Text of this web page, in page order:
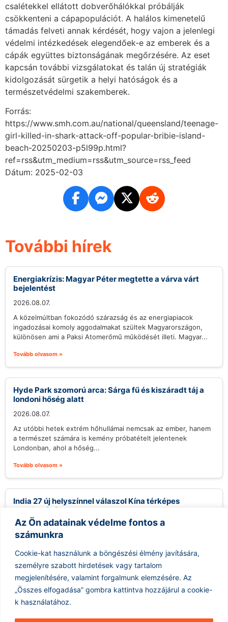
Az Ön adatainak védelme fontos a
számunkra
Cookie-kat használunk a böngészési élmény javítására,
személyre szabott hirdetések vagy tartalom
megjelenítésére, valamint forgalmunk elemzésére. Az
„Összes elfogadása” gombra kattintva hozzájárul a cookie-
k használatához.
csalétekkel ellátott dobverőhálókkal próbálják
csökkenteni a cápapopulációt. A halálos kimenetelű
támadás felveti annak kérdését, hogy vajon a jelenlegi
védelmi intézkedések elegendőek-e az emberek és a
cápák együttes biztonságának megőrzésére. Az eset
kapcsán további vizsgálatokat és talán új stratégiák
kidolgozását sürgetik a helyi hatóságok és a
természetvédelmi szakemberek.
Forrás:
https://www.smh.com.au/national/queensland/teenage-
girl-killed-in-shark-attack-off-popular-bribie-island-
beach-20250203-p5l99p.html?
ref=rss&utm_medium=rss&utm_source=rss_feed
Dátum: 2025-02-03
További hírek
Energiakrízis: Magyar Péter megtette a várva várt
bejelentést
2026.08.07.
A közelmúltban fokozódó szárazság és az energiapiacok
ingadozásai komoly aggodalmakat szültek Magyarországon,
különösen ami a Paksi Atomerőmű működését illeti. Magyar...
Tovább olvasom »
Hyde Park szomorú arca: Sárga fű és kiszáradt táj a
londoni hőség alatt
2026.08.07.
Az utóbbi hetek extrém hőhullámai nemcsak az ember, hanem
a természet számára is kemény próbatételt jelentenek
Londonban, ahol a hőség...
Tovább olvasom »
India 27 új helyszínnel válaszol Kína térképes
hadviselésére
2026.08.07.
India tett egy jelentős lépést, amellyel válaszol Kína Arunachal
Pradesh államban történő kínai nevek hozzárendelésére. Ez a
gyakorlat, melyet Peking...
Tovább olvasom »